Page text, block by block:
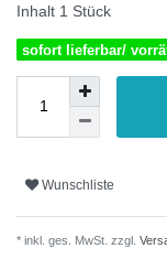
Inhalt 1 Stück
sofort lieferbar/
Wunschliste
* inkl. ges. MwSt. zzgl.